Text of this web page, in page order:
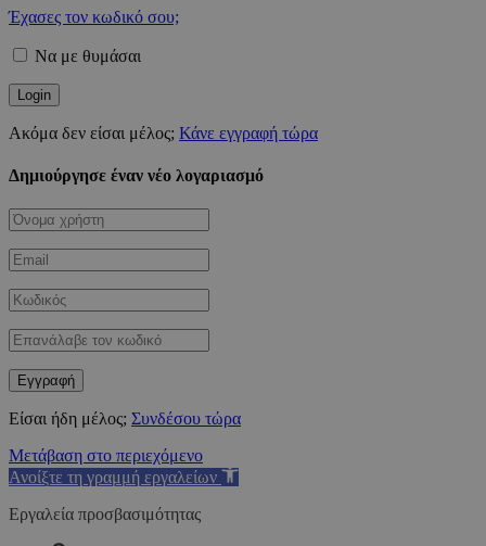
Έχασες τον κωδικό σου;
Να με θυμάσαι
Ακόμα δεν είσαι μέλος; Κάνε εγγραφή τώρα
Δημιούργησε έναν νέο λογαριασμό
Είσαι ήδη μέλος; Συνδέσου τώρα
Μετάβαση στο περιεχόμενο
Ανοίξτε τη γραμμή εργαλείων
Εργαλεία προσβασιμότητας